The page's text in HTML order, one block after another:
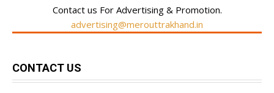
Contact us For Advertising & Promotion.
advertising@merouttrakhand.in
CONTACT US